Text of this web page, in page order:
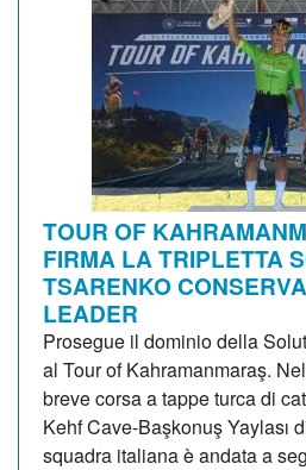
TOUR OF
FIRMA LA TRIPLETTA
TSARENKO
LEADER
Prosegue il dominio della
al Tour of Kahramanmaraş.
breve corsa a tappe turca di
Kehf Cave-Başkonuş Yaylası
squadra italiana è andata a